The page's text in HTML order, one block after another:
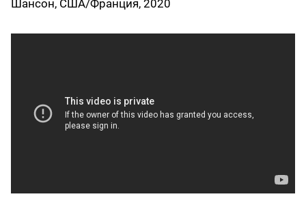
Шансон, США/Франция, 2020